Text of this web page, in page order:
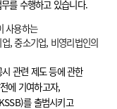
를 수행하고 있습니다.
사용하는
, 중소기업, 비영리법인의
관련 제도 등에 관한
에 기여하고자,
를 출범시키고